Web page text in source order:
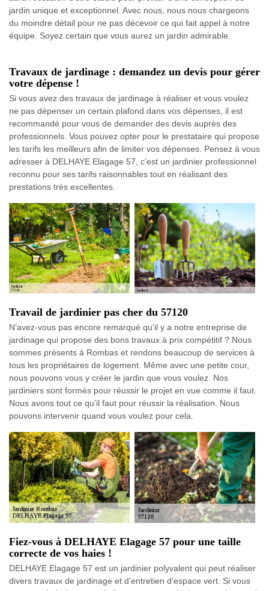
jardin unique et exceptionnel. Avec nous, nous nous chargeons
du moindre détail pour ne pas décevoir ce qui fait appel à notre
équipe. Soyez certain que vous aurez un jardin admirable.
Travaux de jardinage : demandez un devis pour gérer
votre dépense !
Si vous avez des travaux de jardinage à réaliser et vous voulez
ne pas dépenser un certain plafond dans vos dépenses, il est
recommandé pour vous de demander des devis auprès des
professionnels. Vous pouvez opter pour le prestataire qui propose
les tarifs les meilleurs afin de limiter vos dépenses. Pensez à vous
adresser à DELHAYE Elagage 57, c’est un jardinier professionnel
reconnu pour ses tarifs raisonnables tout en réalisant des
prestations très excellentes.
Travail de jardinier pas cher du 57120
N’avez-vous pas encore remarqué qu’il y a notre entreprise de
jardinage qui propose des bons travaux à prix compétitif ? Nous
sommes présents à Rombas et rendons beaucoup de services à
tous les propriétaires de logement. Même avec une petite cour,
nous pouvons vous y créer le jardin que vous voulez. Nos
jardiniers sont formés pour réussir le projet en vue comme il faut.
Nous avons tout ce qu’il faut pour réussir la réalisation. Nous
pouvons intervenir quand vous voulez pour cela.
Fiez-vous à DELHAYE Elagage 57 pour une taille
correcte de vos haies !
DELHAYE Elagage 57 est un jardinier polyvalent qui peut réaliser
divers travaux de jardinage et d’entretien d’espace vert. Si vous